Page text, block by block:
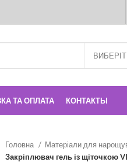
ТА ОПЛАТА КОНТАКТЫ
Головна
Матеріали для
Закріплювач гель із щіточкою